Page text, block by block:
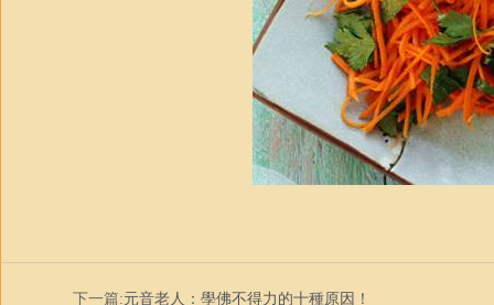
下一篇:元音老人：學佛不得力的十種原因！